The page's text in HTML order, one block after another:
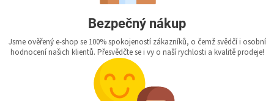
Bezpečný nákup
Jsme ověřený e-shop se 100% spokojeností zákazníků, o čemž svědčí i osobní
hodnocení našich klientů. Přesvědčte se i vy o naší rychlosti a kvalitě prodeje!